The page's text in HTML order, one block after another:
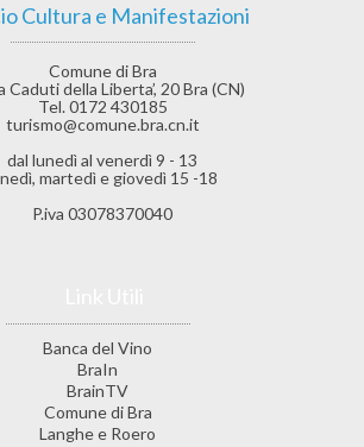
Cultura e Manifestazioni
Comune di Bra
Caduti della Liberta’, 20 Bra (CN)
Tel. 0172 430185
turismo@comune.bra.cn.it
dal lunedì al venerdì 9 - 13
martedì e giovedì 15 -18
P.iva 03078370040
Banca del Vino
BraIn
BrainTV
Comune di Bra
Langhe e Roero